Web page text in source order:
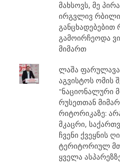
მახსოვს, მე
ირგვლივ რბილი
განცხადებებით
გამოირჩეოდა
მიმართ
ლაშა
აგვისტოს ომის
"ნაციონალური
რუსეთთან
რიტორიკაზე:
მკაცრი,
ჩვენი ქვეყნის
ტერიტორიულ
ყველა